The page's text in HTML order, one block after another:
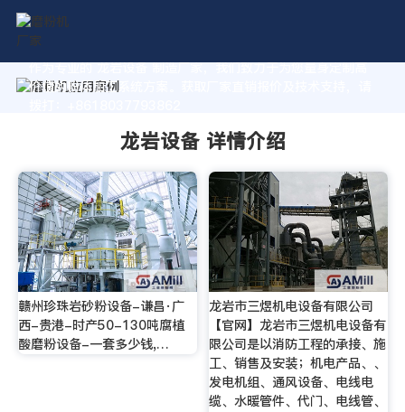
作为专业的 龙岩设备 制造厂家，我们致力于为您量身定制高
价值的粉体加工系统方案。获取厂家直销报价及技术支持，请
龙岩设备 详情介绍
赣州珍珠岩砂粉设备-谦昌·广
西-贵港-时产50-130吨腐植
酸磨粉设备-一套多少钱,…
龙岩市三煜机电设备有限公司
【官网】龙岩市三煜机电设备有
限公司是以消防工程的承接、施
工、销售及安装；机电产品、、
发电机组、通风设备、电线电
缆、水暖管件、代门、电线管、